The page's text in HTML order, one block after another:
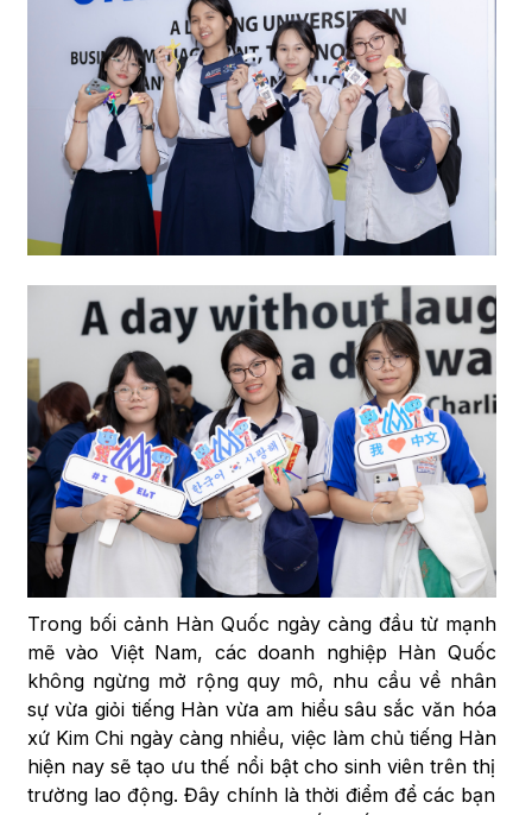
Trong bối cảnh Hàn Quốc ngày càng đầu từ mạnh
mẽ vào Việt Nam, các doanh nghiệp Hàn Quốc
không ngừng mở rộng quy mô, nhu cầu về nhân
sự vừa giỏi tiếng Hàn vừa am hiểu sâu sắc văn hóa
xứ Kim Chi ngày càng nhiều, việc làm chủ tiếng Hàn
hiện nay sẽ tạo ưu thế nổi bật cho sinh viên trên thị
trường lao động. Đây chính là thời điểm để các bạn